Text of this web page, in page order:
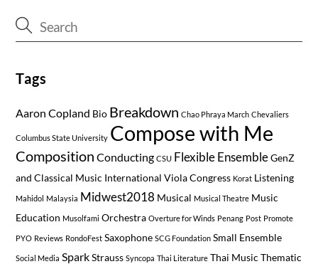
Tags
Aaron Copland Bio Breakdown Chao Phraya March Chevaliers
Columbus State University Compose with Me
Composition Conducting CSU Flexible Ensemble GenZ
and Classical Music International Viola Congress Korat Listening
Mahidol Malaysia Midwest2018 Musical Musical Theatre Music
Education Musolfami Orchestra Overture for Winds Penang Post Promote
PYO Reviews RondoFest Saxophone SCG Foundation Small Ensemble
Social Media Spark Strauss Syncopa Thai Literature Thai Music Thematic